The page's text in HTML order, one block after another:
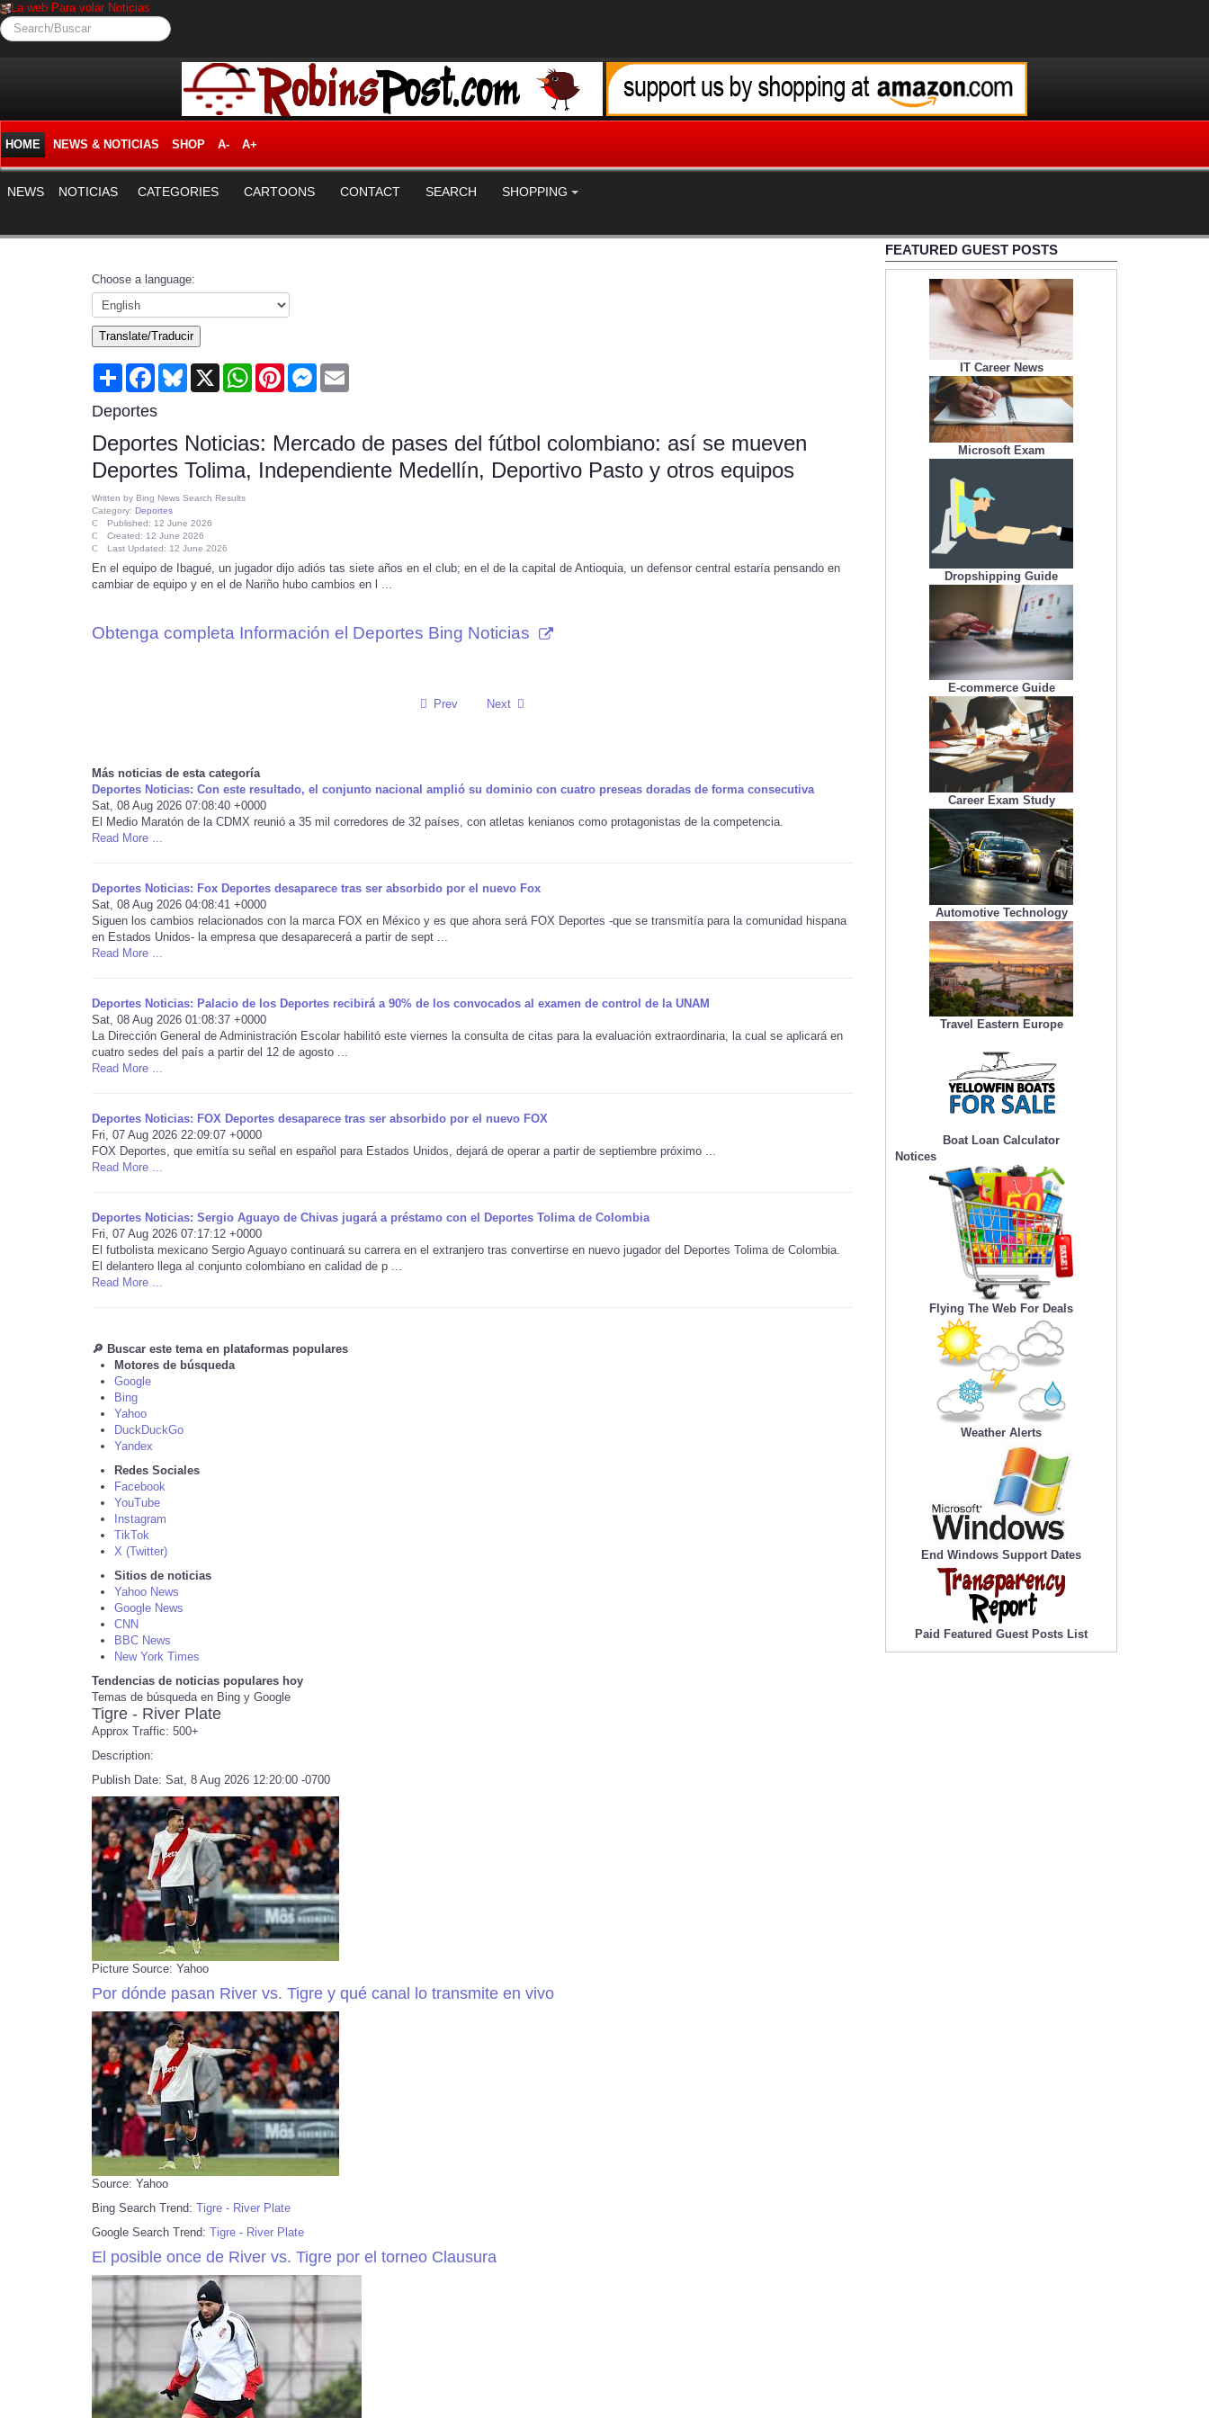
La web Para volar Noticias
Search/Buscar
HOME NEWS & NOTICIAS SHOP A- A+
NEWS NOTICIAS CATEGORIES CARTOONS CONTACT SEARCH SHOPPING
Choose a language:
Translate/Traducir
Share FacebookBluesky
X WhatsAppPinterestMessenger
Deportes
Deportes Noticias: Mercado de pases del fútbol colombiano: así se mueven
Deportes Tolima, Independiente Medellín, Deportivo Pasto y otros equipos
Written by Bing News Search Results
Category: Deportes
Published: 12 June 2026
Created: 12 June 2026
Last Updated: 12 June 2026
En el equipo de Ibagué, un jugador dijo adiós tas siete años en el club; en el de la capital de Antioquia, un defensor central estaría pensando en
cambiar de equipo y en el de Nariño hubo cambios en l ...
Obtenga completa Información el Deportes Bing Noticias
Prev Next
Más noticias de esta categoría
Deportes Noticias: Con este resultado, el conjunto nacional amplió su dominio con cuatro preseas doradas de forma consecutiva
Sat, 08 Aug 2026 07:08:40 +0000
El Medio Maratón de la CDMX reunió a 35 mil corredores de 32 países, con atletas kenianos como protagonistas de la competencia.
Read More ...
Deportes Noticias: Fox Deportes desaparece tras ser absorbido por el nuevo Fox
Sat, 08 Aug 2026 04:08:41 +0000
Siguen los cambios relacionados con la marca FOX en México y es que ahora será FOX Deportes -que se transmitía para la comunidad hispana
en Estados Unidos- la empresa que desaparecerá a partir de sept ...
Read More ...
Deportes Noticias: Palacio de los Deportes recibirá a 90% de los convocados al examen de control de la UNAM
Sat, 08 Aug 2026 01:08:37 +0000
La Dirección General de Administración Escolar habilitó este viernes la consulta de citas para la evaluación extraordinaria, la cual se aplicará en
cuatro sedes del país a partir del 12 de agosto ...
Read More ...
Deportes Noticias: FOX Deportes desaparece tras ser absorbido por el nuevo FOX
Fri, 07 Aug 2026 22:09:07 +0000
FOX Deportes, que emitía su señal en español para Estados Unidos, dejará de operar a partir de septiembre próximo ...
Read More ...
Deportes Noticias: Sergio Aguayo de Chivas jugará a préstamo con el Deportes Tolima de Colombia
Fri, 07 Aug 2026 07:17:12 +0000
El futbolista mexicano Sergio Aguayo continuará su carrera en el extranjero tras convertirse en nuevo jugador del Deportes Tolima de Colombia.
El delantero llega al conjunto colombiano en calidad de p ...
Read More ...
🔎 Buscar este tema en plataformas populares
Motores de búsqueda
Google
Bing
Yahoo
DuckDuckGo
Yandex
Redes Sociales
Facebook
YouTube
Instagram
TikTok
X (Twitter)
Sitios de noticias
Yahoo News
Google News
CNN
BBC News
New York Times
Tendencias de noticias populares hoy
Temas de búsqueda en Bing y Google
Tigre - River Plate
Approx Traffic: 500+
Description:
Publish Date: Sat, 8 Aug 2026 12:20:00 -0700
Picture Source: Yahoo
Por dónde pasan River vs. Tigre y qué canal lo transmite en vivo
Source: Yahoo
Bing Search Trend: Tigre - River Plate
Google Search Trend: Tigre - River Plate
El posible once de River vs. Tigre por el torneo Clausura
FEATURED GUEST POSTS
IT Career News
Microsoft Exam
Dropshipping Guide
E-commerce Guide
Career Exam Study
Automotive Technology
Travel Eastern Europe
Boat Loan Calculator
Notices
Flying The Web For Deals
Weather Alerts
End Windows Support Dates
Paid Featured Guest Posts List